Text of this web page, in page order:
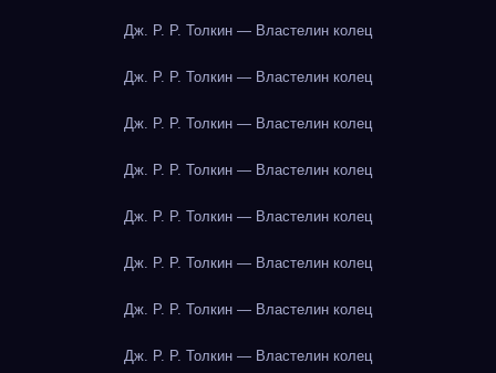
Дж. Р. Р. Толкин — Властелин колец
Дж. Р. Р. Толкин — Властелин колец
Дж. Р. Р. Толкин — Властелин колец
Дж. Р. Р. Толкин — Властелин колец
Дж. Р. Р. Толкин — Властелин колец
Дж. Р. Р. Толкин — Властелин колец
Дж. Р. Р. Толкин — Властелин колец
Дж. Р. Р. Толкин — Властелин колец